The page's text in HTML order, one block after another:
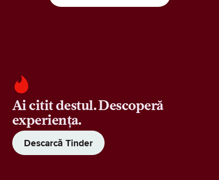
Ai citit destul. Descoperă
experiența.
Descarcă Tinder